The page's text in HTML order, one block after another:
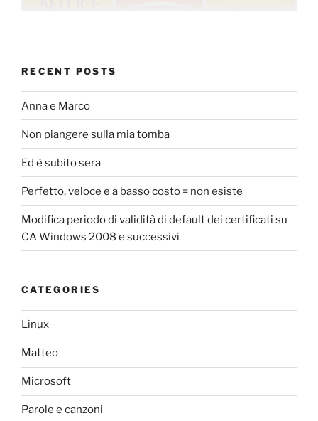
RECENT POSTS
Anna e Marco
Non piangere sulla mia tomba
Ed è subito sera
Perfetto, veloce e a basso costo = non esiste
Modifica periodo di validità di default dei certificati su
CA Windows 2008 e successivi
CATEGORIES
Linux
Matteo
Microsoft
Parole e canzoni